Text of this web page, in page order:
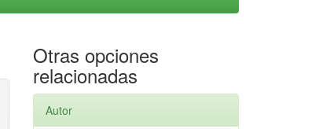
Otras opciones
relacionadas
Autor